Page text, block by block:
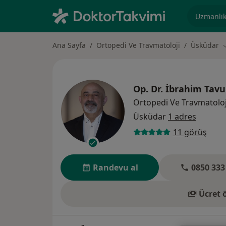
Ana Sayfa Ortopedi Ve Travmatoloji Üsküdar
Op. Dr. İbrahim
Ortopedi Ve
Üsküdar 1 adres
11 görüş
Randevu al 0850
Ücret